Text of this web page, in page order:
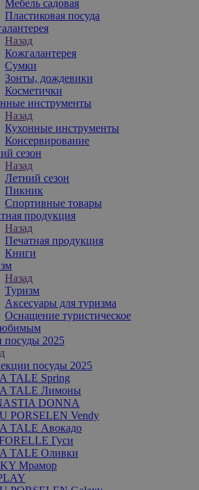
Мебель садовая
Пластиковая посуда
Назад
Кожгалантерея
Сумки
Зонты, дождевики
Косметички
инструменты
Назад
Кухонные инструменты
Консервирование
сезон
Назад
Летний сезон
Пикник
Спортивные товары
продукция
Назад
Печатная продукция
Книги
Назад
Туризм
Аксесуары для туризма
Оснащение туристическое
посуды 2025
посуды 2025
TALE Spring
TALE Лимоны
DONNA
PORSELEN Vendy
TALE Авокадо
Гуси
TALE Оливки
Мрамор